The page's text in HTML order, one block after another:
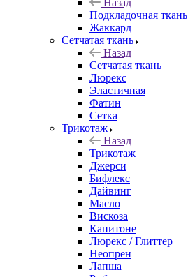
Назад
Подкладочная ткань
Жаккард
Сетчатая ткань
Назад
Сетчатая ткань
Люрекс
Эластичная
Фатин
Сетка
Трикотаж
Назад
Трикотаж
Джерси
Бифлекс
Дайвинг
Масло
Вискоза
Капитоне
Люрекс / Глиттер
Неопрен
Лапша